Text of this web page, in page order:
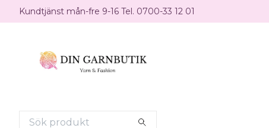
Kundtjänst mån-fre 9-16 Tel. 0700-33 12 01